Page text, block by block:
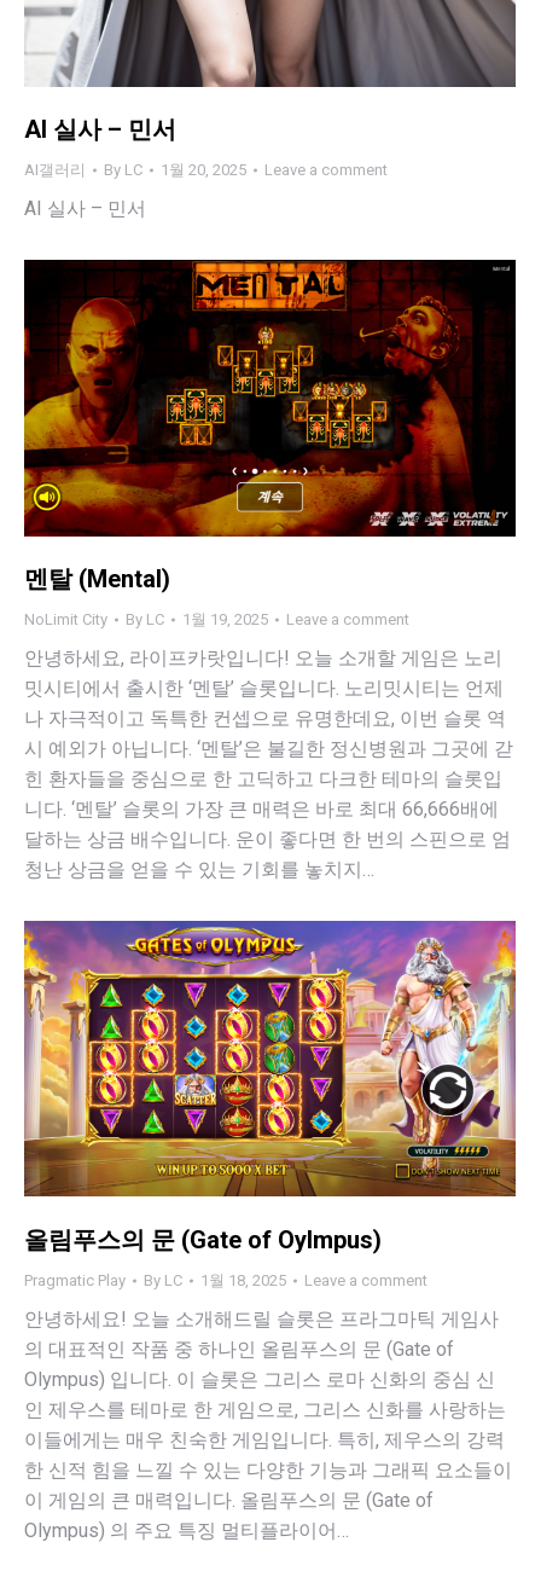
AI 실사 – 민서
AI갤러리 By LC 1월 20, 2025 Leave a comment
AI 실사 – 민서
멘탈 (Mental)
NoLimit City By LC 1월 19, 2025 Leave a comment
안녕하세요, 라이프카랏입니다! 오늘 소개할 게임은 노리
밋시티에서 출시한 ‘멘탈’ 슬롯입니다. 노리밋시티는 언제
나 자극적이고 독특한 컨셉으로 유명한데요, 이번 슬롯 역
시 예외가 아닙니다. ‘멘탈’은 불길한 정신병원과 그곳에 갇
힌 환자들을 중심으로 한 고딕하고 다크한 테마의 슬롯입
니다. ‘멘탈’ 슬롯의 가장 큰 매력은 바로 최대 66,666배에
달하는 상금 배수입니다. 운이 좋다면 한 번의 스핀으로 엄
청난 상금을 얻을 수 있는 기회를 놓치지…
올림푸스의 문 (Gate of Oylmpus)
Pragmatic Play By LC 1월 18, 2025 Leave a comment
안녕하세요! 오늘 소개해드릴 슬롯은 프라그마틱 게임사
의 대표적인 작품 중 하나인 올림푸스의 문 (Gate of
Olympus) 입니다. 이 슬롯은 그리스 로마 신화의 중심 신
인 제우스를 테마로 한 게임으로, 그리스 신화를 사랑하는
이들에게는 매우 친숙한 게임입니다. 특히, 제우스의 강력
한 신적 힘을 느낄 수 있는 다양한 기능과 그래픽 요소들이
이 게임의 큰 매력입니다. 올림푸스의 문 (Gate of
Olympus) 의 주요 특징 멀티플라이어…